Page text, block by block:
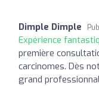
Dimple Dimple
Expérience
première
carcinomes. Dès
grand